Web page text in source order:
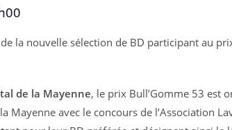
la nouvelle sélection de BD participant au
de la Mayenne, le prix Bull’Gomme 53 est
Mayenne avec le concours de l’Association